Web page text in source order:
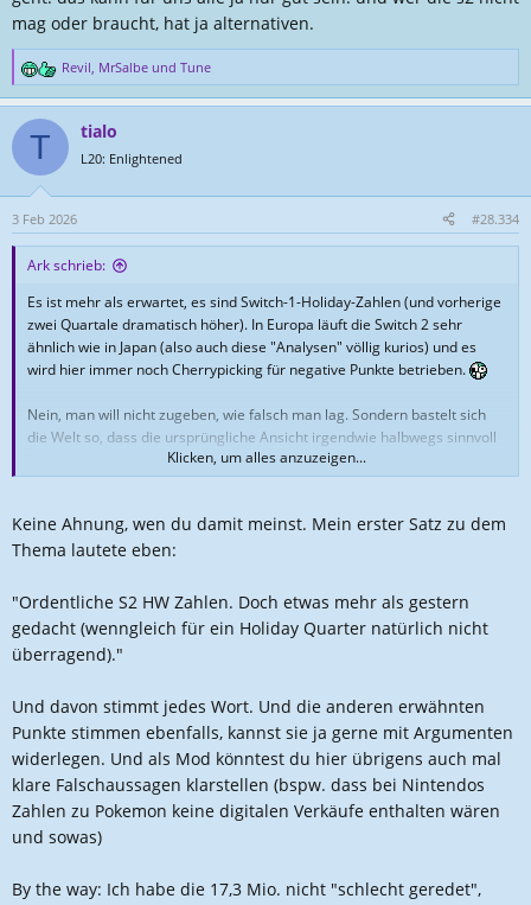
mag oder braucht, hat ja alternativen.
R
e
o
n
e
Revil, MrSalbe und Tune
T tialo
L20: Enlightened
3 Feb 2026 #28.334
Ark schrieb:
Es ist mehr als erwartet, es sind Switch-1-Holiday-Zahlen (und vorherige
zwei Quartale dramatisch höher). In Europa läuft die Switch 2 sehr
ähnlich wie in Japan (also auch diese "Analysen" völlig kurios) und es
wird hier immer noch Cherrypicking für negative Punkte betrieben.
Nein, man will nicht zugeben, wie falsch man lag. Sondern bastelt sich
die Welt so, dass die ursprüngliche Ansicht irgendwie halbwegs sinnvoll
Klicken, um alles anzuzeigen...
Keine Ahnung, wen du damit meinst. Mein erster Satz zu dem
Thema lautete eben:
"Ordentliche S2 HW Zahlen. Doch etwas mehr als gestern
gedacht (wenngleich für ein Holiday Quarter natürlich nicht
überragend)."
Und davon stimmt jedes Wort. Und die anderen erwähnten
Punkte stimmen ebenfalls, kannst sie ja gerne mit Argumenten
widerlegen. Und als Mod könntest du hier übrigens auch mal
klare Falschaussagen klarstellen (bspw. dass bei Nintendos
Zahlen zu Pokemon keine digitalen Verkäufe enthalten wären
und sowas)
By the way: Ich habe die 17,3 Mio. nicht "schlecht geredet",